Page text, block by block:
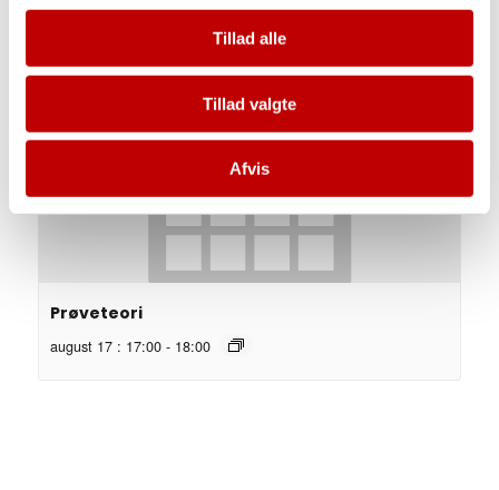
Tillad alle
Tillad valgte
Afvis
Prøveteori
august 17 : 17:00 - 18:00